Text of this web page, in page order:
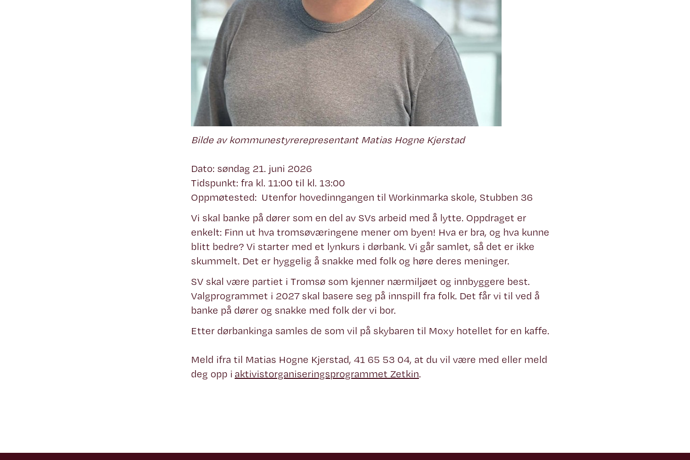
Bilde av kommunestyrerepresentant Matias Hogne Kjerstad
Dato: søndag 21. juni 2026
Tidspunkt: fra kl. 11:00 til kl. 13:00
Oppmøtested: Utenfor hovedinngangen til Workinmarka skole, Stubben 36
Vi skal banke på dører som en del av SVs arbeid med å lytte. Oppdraget er
enkelt: Finn ut hva tromsøværingene mener om byen! Hva er bra, og hva kunne
blitt bedre? Vi starter med et lynkurs i dørbank. Vi går samlet, så det er ikke
skummelt. Det er hyggelig å snakke med folk og høre deres meninger.
SV skal være partiet i Tromsø som kjenner nærmiljøet og innbyggere best.
Valgprogrammet i 2027 skal basere seg på innspill fra folk. Det får vi til ved å
banke på dører og snakke med folk der vi bor.
Etter dørbankinga samles de som vil på skybaren til Moxy hotellet for en kaffe.
Meld ifra til Matias Hogne Kjerstad, 41 65 53 04, at du vil være med eller meld
deg opp i aktivistorganiseringsprogrammet Zetkin.